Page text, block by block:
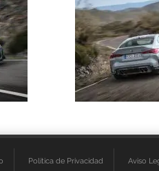
Política de Privacidad Aviso